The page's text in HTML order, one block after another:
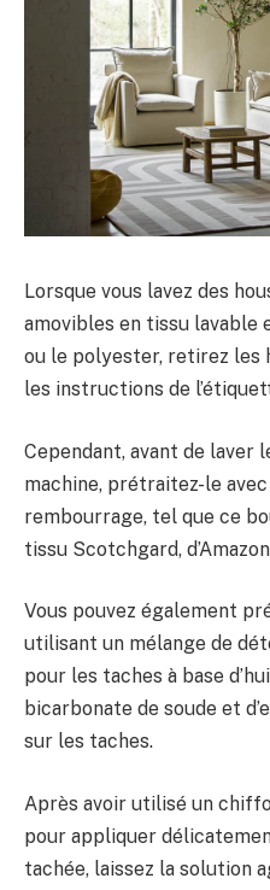
Lorsque vous lavez des
amovibles en tissu lavable
ou le polyester, retirez les
les instructions de
Cependant, avant de laver
machine, prétraitez-le
rembourrage, tel que ce
tissu Scotchgard,
Vous pouvez également
utilisant un mélange de
pour les taches à base
bicarbonate de soude et
sur les taches.
Après avoir utilisé un
pour appliquer
tachée, laissez la solution